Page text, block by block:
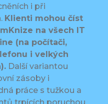
i při
Klienti mohou číst
na všech IT
(na počítači,
i velkých
Další variantou
zásoby i
práce s tužkou a